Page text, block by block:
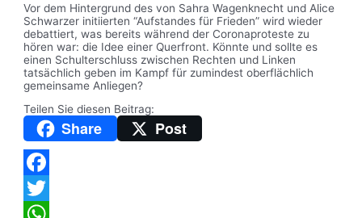
Vor dem Hintergrund des von Sahra Wagenknecht und Alice
Schwarzer initiierten “Aufstandes für Frieden” wird wieder
debattiert, was bereits während der Coronaproteste zu
hören war: die Idee einer Querfront. Könnte und sollte es
einen Schulterschluss zwischen Rechten und Linken
tatsächlich geben im Kampf für zumindest oberflächlich
gemeinsame Anliegen?
Teilen Sie diesen Beitrag:
Share Post
Facebook
Twitter